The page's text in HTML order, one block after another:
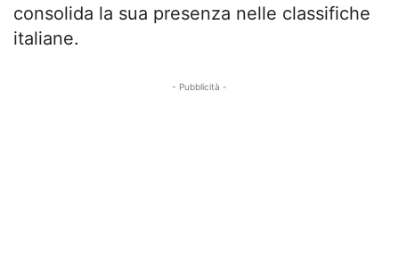
consolida la sua presenza nelle classifiche
italiane.
- Pubblicità -